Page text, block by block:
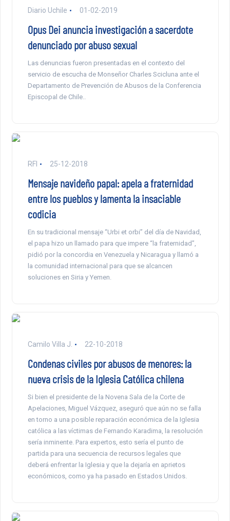
Diario Uchile 01-02-2019
Opus Dei anuncia investigación a sacerdote
denunciado por abuso sexual
Las denuncias fueron presentadas en el contexto del
servicio de escucha de Monseñor Charles Scicluna ante el
Departamento de Prevención de Abusos de la Conferencia
Episcopal de Chile..
RFI 25-12-2018
Mensaje navideño papal: apela a fraternidad
entre los pueblos y lamenta la insaciable
codicia
En su tradicional mensaje “Urbi et orbi” del día de Navidad,
el papa hizo un llamado para que impere “la fraternidad”,
pidió por la concordia en Venezuela y Nicaragua y llamó a
la comunidad internacional para que se alcancen
soluciones en Siria y Yemen.
Camilo Villa J. 22-10-2018
Condenas civiles por abusos de menores: la
nueva crisis de la Iglesia Católica chilena
Si bien el presidente de la Novena Sala de la Corte de
Apelaciones, Miguel Vázquez, aseguró que aún no se falla
en torno a una posible reparación económica de la Iglesia
católica a las víctimas de Fernando Karadima, la resolución
sería inminente. Para expertos, esto sería el punto de
partida para una secuencia de recursos legales que
deberá enfrentar la Iglesia y que la dejaría en aprietos
económicos, como ya ha pasado en Estados Unidos.